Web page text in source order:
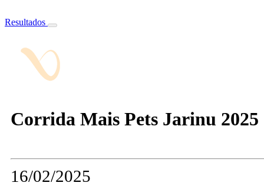
Resultados
Corrida Mais Pets Jarinu 2025
16/02/2025